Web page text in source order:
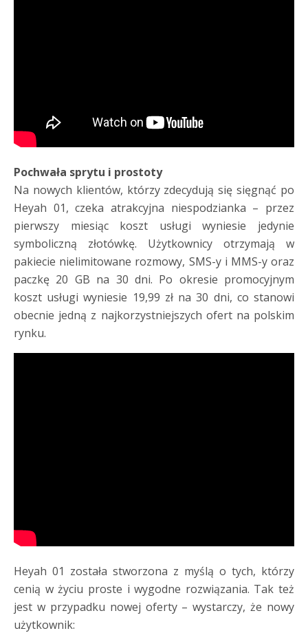
Pochwała sprytu i prostoty
Na nowych klientów, którzy zdecydują się sięgnąć po
Heyah 01, czeka atrakcyjna niespodzianka – przez
pierwszy miesiąc koszt usługi wyniesie jedynie
symboliczną złotówkę. Użytkownicy otrzymają w
pakiecie nielimitowane rozmowy, SMS-y i MMS-y oraz
paczkę 20 GB na 30 dni. Po okresie promocyjnym
koszt usługi wyniesie 19,99 zł na 30 dni, co stanowi
obecnie jedną z najkorzystniejszych ofert na polskim
rynku.
Heyah 01 została stworzona z myślą o tych, którzy
cenią w życiu proste i wygodne rozwiązania. Tak też
jest w przypadku nowej oferty – wystarczy, że nowy
użytkownik: